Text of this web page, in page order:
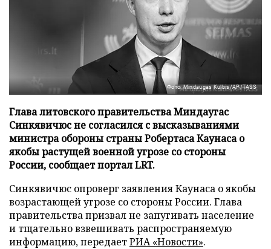
Фото: Mindaugas Kulbis/AP/TASS
Глава литовского правительства Миндаугас
Синкявичюс не согласился с высказываниями
министра обороны страны Робертаса Каунаса о
якобы растущей военной угрозе со стороны
России, сообщает портал LRT.
Синкявичюс опроверг заявления Каунаса о якобы
возрастающей угрозе со стороны России. Глава
правительства призвал не запугивать население
и тщательно взвешивать распространяемую
информацию, передаетРИА «Новости».